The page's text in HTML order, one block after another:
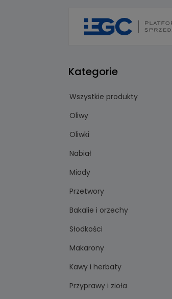
Kategorie
Wszystkie produkty
Oliwy
Oliwki
Nabiał
Miody
Przetwory
Bakalie i orzechy
Słodkości
Makarony
Kawy i herbaty
Przyprawy i zioła